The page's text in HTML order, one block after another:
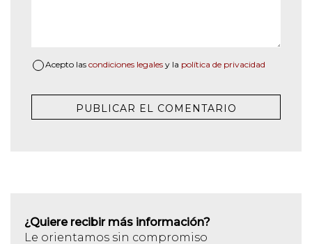
Acepto las condiciones legales y la política de privacidad
¿Quiere recibir más información?
Le orientamos sin compromiso